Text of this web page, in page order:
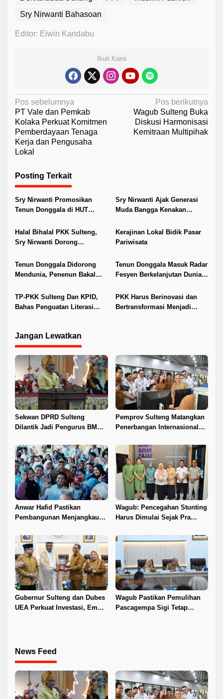
Sry Nirwanti Bahasoan
Editor: Elwin Kandabu
Ikuti Kami
N
a
v
i
a
s
i
p
o
s
Pos sebelumnya
PT Vale dan Pemkab
Kolaka Perkuat Komitmen
Pemberdayaan Tenaga
Kerja dan Pengusaha
Lokal
Pos berikutnya
Wagub Sulteng Buka
Diskusi Harmonisasi
Kemitraan Multipihak
Posting Terkait
Sry Nirwanti Promosikan
Tenun Donggala di HUT
Sry Nirwanti Ajak Generasi
Muda Bangga Kenakan
Halal Bihalal PKK Sulteng,
Sry Nirwanti Dorong
“Sembilan Berani”
Kerajinan Lokal Bidik Pasar
Pariwisata
Tenun Donggala Didorong
Mendunia, Penenun Bakal
2026
Tenun Donggala Masuk Radar
Fesyen Berkelanjutan Dunia,
TP-PKK Sulteng Dan KPID,
Bahas Penguatan Literasi
PKK Harus Berinovasi dan
Bertransformasi Menjadi
Jangan Lewatkan
Sekwan DPRD Sulteng
Dilantik Jadi Pengurus BMA
Pemprov Sulteng Matangkan
Penerbangan Internasional
Anwar Hafid Pastikan
Pembangunan Menjangkau
Wagub: Pencegahan Stunting
Harus Dimulai Sejak Pra
Gubernur Sulteng dan Dubes
UEA Perkuat Investasi, Empat
Wagub Pastikan Pemulihan
Pascagempa Sigi Tetap
News Feed